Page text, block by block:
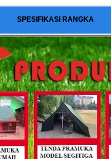
SPESIFIKASI RANGKA